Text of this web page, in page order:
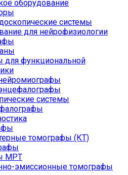
оборудование
системы
для нейрофизиологии
для функциональной
системы
томографы (КТ)
МРТ
эмиссионные томографы